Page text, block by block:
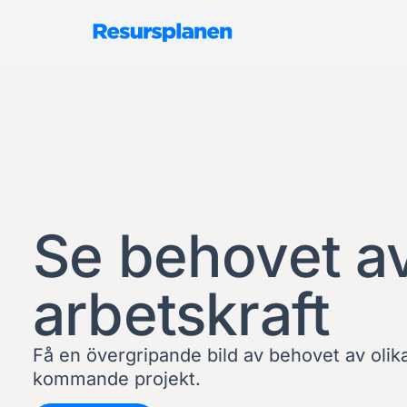
Se behovet
arbetskraft
Få en övergripande bild av behovet av
kommande projekt.